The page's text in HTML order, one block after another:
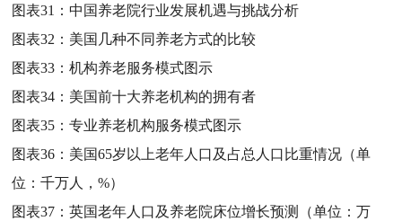
图表31：中国养老院行业发展机遇与挑战分析
图表32： 美国几种不同养老方式的比较
图表33：机构养老服务模式图示
图表34： 美国前十大养老机构的拥有者
图表35：专业养老机构服务模式图示
图表36： 美国65岁以上老年人口及占总人口比重情况（单
位：千万人，%）
图表37：英国老年人口及养老院床位增长预测（单位：万